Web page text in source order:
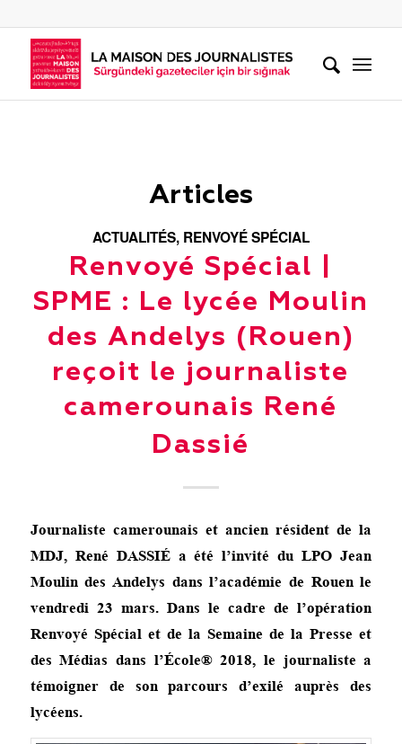
Articles
ACTUALITÉS, RENVOYÉ SPÉCIAL
Renvoyé Spécial |
SPME : Le lycée Moulin
des Andelys (Rouen)
reçoit le journaliste
camerounais René
Dassié
Journaliste camerounais et ancien résident de la
MDJ, René DASSIÉ a été l’invité duLPO Jean
Moulin des Andelys dans l’académie de Rouen le
vendredi 23 mars. Dans le cadre de l’opération
Renvoyé Spécial et de la Semaine de la Presse et
des Médias dans l’École® 2018, le journaliste a
témoigner de son parcours d’exilé auprès des
lycéens.